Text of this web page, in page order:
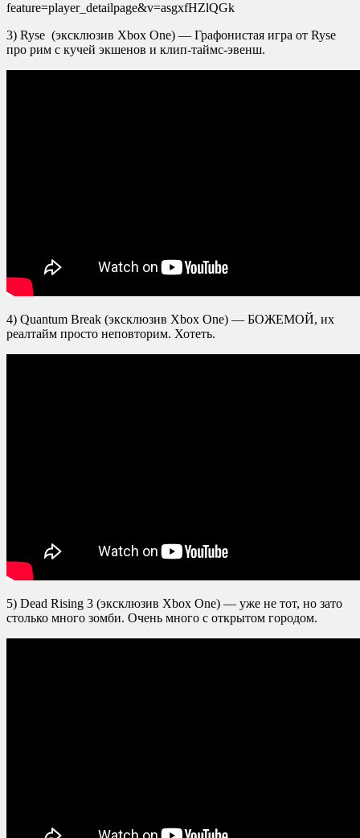
feature=player_detailpage&v=asgxfHZlQGk
3) Ryse (эксклюзив Xbox One) — Графонистая игра от Ryse
про рим с кучей экшенов и клип-таймс-эвенш.
4) Quantum Break (эксклюзив Xbox One) — БОЖЕМОЙ, их
реалтайм просто неповторим. Хотеть.
5) Dead Rising 3 (эксклюзив Xbox One) — уже не тот, но зато
столько много зомби. Очень много с открытом городом.